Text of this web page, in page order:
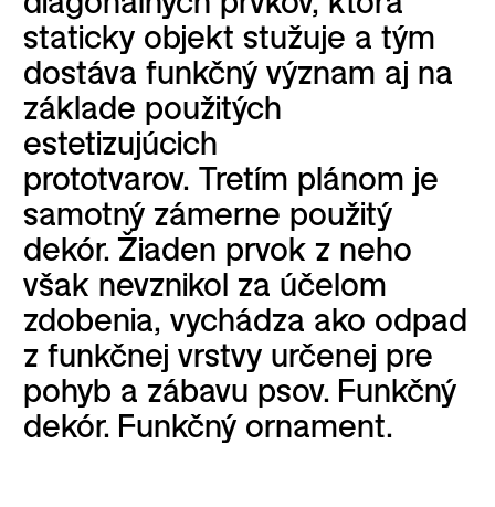
staticky objekt stužuje a tým
dostáva funkčný význam aj na
základe použitých
estetizujúcich
prototvarov. Tretím plánom je
samotný zámerne použitý
dekór. Žiaden prvok z neho
však nevznikol za účelom
zdobenia, vychádza ako odpad
z funkčnej vrstvy určenej pre
pohyb a zábavu psov. Funkčný
dekór. Funkčný ornament.